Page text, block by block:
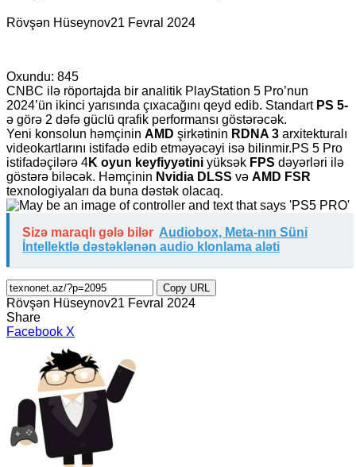
Rövşən Hüseynov21 Fevral 2024
Oxundu: 845
CNBC ilə röportajda bir analitik PlayStation 5 Pro’nun
2024’ün ikinci yarısında çıxacağını qeyd edib. Standart PS 5-
ə görə 2 dəfə güclü qrafik performansı göstərəcək.
Yeni konsolun həmçinin AMD şirkətinin RDNA 3 arxitekturalı
videokartlarını istifadə edib etməyəcəyi isə bilinmir.PS 5 Pro
istifadəçilərə 4K oyun keyfiyyətini yüksək FPS dəyərləri ilə
göstərə biləcək. Həmçinin Nvidia DLSS və AMD FSR
texnologiyaları da buna dəstək olacaq.
Sizə maraqlı gələ bilər Audiobox, Meta-nın Süni
İntellektlə dəstəklənən audio klonlama aləti
Copy URL
Rövşən Hüseynov21 Fevral 2024
Share
Facebook X
Email